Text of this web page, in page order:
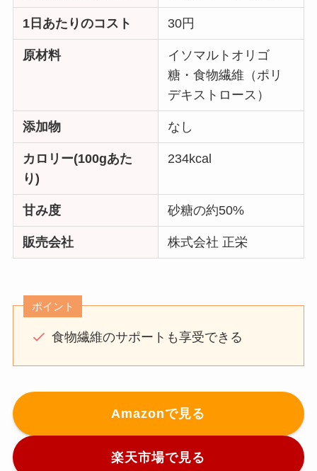
1日あたりのコスト 30円
原材料
イソマルトオリゴ
糖・食物繊維（ポリ
デキストロース）
添加物 なし
カロリー(100gあた
り)
234kcal
甘み度 砂糖の約50%
販売会社 株式会社 正栄
ポイント
食物繊維のサポートも享受できる
Amazonで見る
楽天市場で見る